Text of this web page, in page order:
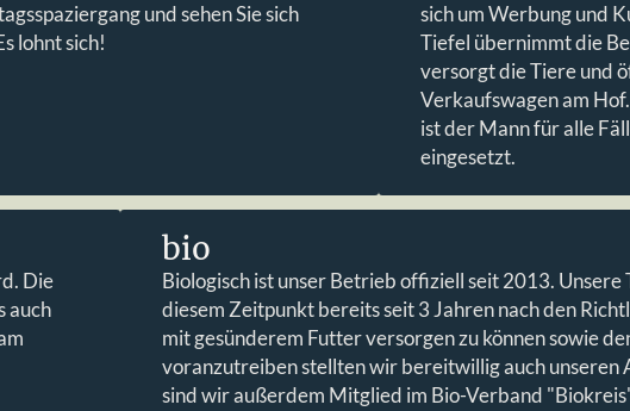
und sehen Sie sich
lohnt sich!
sich um Werbung und
Tiefel übernimmt die
versorgt die Tiere und
Verkaufswagen am
ist der Mann für alle
eingesetzt.
Die
auch
bio
Biologisch ist unser Betrieb offiziell seit 2013. Unsere
diesem Zeitpunkt bereits seit 3 Jahren nach den
mit gesünderem Futter versorgen zu können sowie
voranzutreiben stellten wir bereitwillig auch unseren
sind wir außerdem Mitglied im Bio-Verband